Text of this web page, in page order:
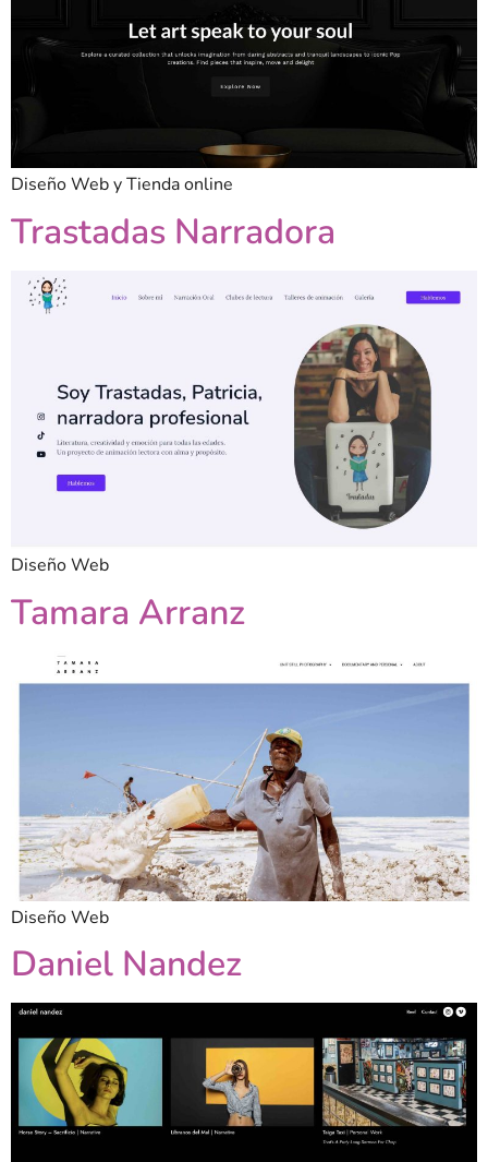
Diseño Web y Tienda online
Trastadas Narradora
Diseño Web
Tamara Arranz
Diseño Web
Daniel Nandez